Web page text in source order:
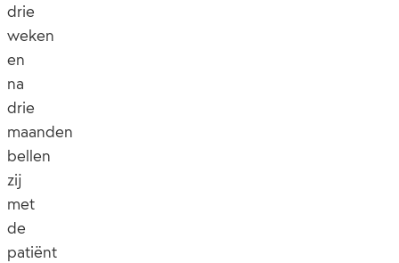
drie
weken
en
na
drie
maanden
bellen
zij
met
de
patiënt